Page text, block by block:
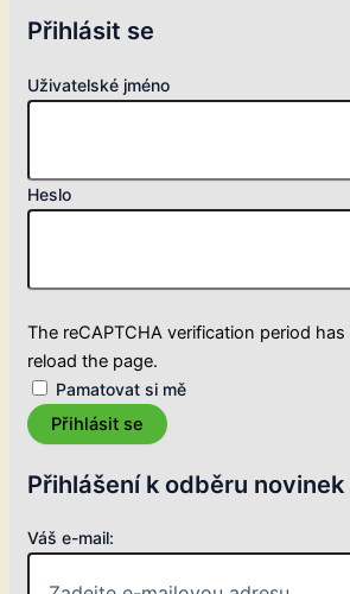
Přihlásit se
Uživatelské jméno
Heslo
The reCAPTCHA verification period has
reload the page.
Pamatovat si mě
Přihlásit se
Přihlášení k odběru novinek
Váš e-mail: